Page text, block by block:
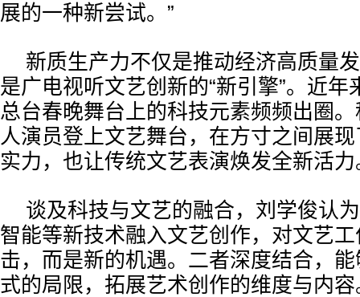
展的一种新尝试。”
新质生产力不仅是推动经济高质量
是广电视听文艺创新的“新引擎”。近年
总台春晚舞台上的科技元素频频出圈
人演员登上文艺舞台，在方寸之间展
实力，也让传统文艺表演焕发全新活力
谈及科技与文艺的融合，刘学俊认
智能等新技术融入文艺创作，对文艺
击，而是新的机遇。二者深度结合，
式的局限，拓展艺术创作的维度与内容